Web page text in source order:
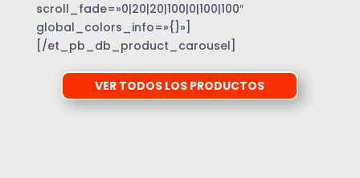
scroll_fade=»0|20|20|100|0|100|100″
global_colors_info=»{}»]
[/et_pb_db_product_carousel]
VER TODOS LOS PRODUCTOS